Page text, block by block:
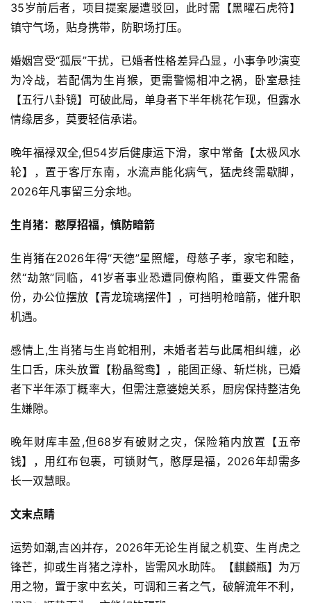
35岁前后者，项目提案屡遭驳回，此时需【黑曜石虎符】
镇守气场，贴身携带，防职场打压。
婚姻宫受“孤辰”干扰，已婚者性格差异凸显，小事争吵演变
为冷战，若配偶为生肖猴，更需警惕相冲之祸，卧室悬挂
【五行八卦镜】可破此局，单身者下半年桃花乍现，但露水
情缘居多，莫要轻信承诺。
晚年福禄双全,但54岁后健康运下滑，家中常备【太极风水
轮】，置于客厅东南，水流声能化病气，猛虎终需歇脚，
2026年凡事留三分余地。
生肖猪：憨厚招福，慎防暗箭
生肖猪在2026年得“天德”星照耀，母慈子孝，家宅和睦，
然“劫煞”同临，41岁者事业恐遭同僚构陷，重要文件需备
份，办公位摆放【青龙琉璃摆件】，可挡明枪暗箭，催升职
机遇。
感情上,生肖猪与生肖蛇相刑，未婚者若与此属相纠缠，必
生口舌，床头放置【粉晶鸳鸯】，能固正缘、斩烂桃，已婚
者下半年添丁概率大，但需注意婆媳关系，厨房保持整洁免
生嫌隙。
晚年财库丰盈,但68岁有破财之灾，保险箱内放置【五帝
钱】，用红布包裹，可锁财气，憨厚是福，2026年却需多
长一双慧眼。
文末点睛
运势如潮,吉凶并存，2026年无论生肖鼠之机变、生肖虎之
锋芒，抑或生肖猪之淳朴，皆需风水助阵。【麒麟瓶】为万
用之物，置于家中玄关，可调和三者之气，破解流年不利，